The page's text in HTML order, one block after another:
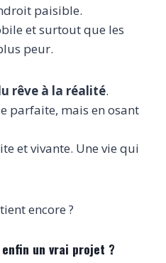
paisible.
et surtout que les
peur.
rêve à la réalité.
parfaite, mais en osant
et vivante. Une vie qui
encore ?
un vrai projet ?